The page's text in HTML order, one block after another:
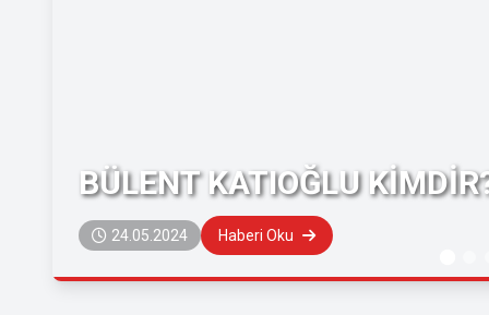
BÜLENT KATIOĞLU
24.05.2024 Haberi Oku